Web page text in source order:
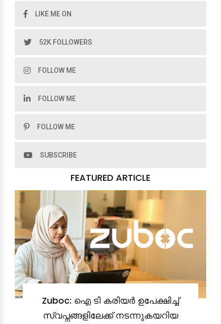
LIKE ME ON
52K FOLLOWERS
FOLLOW ME
FOLLOW ME
FOLLOW ME
SUBSCRIBE
FEATURED ARTICLE
Zuboc: ഐ ടി കരിയർ ഉപേക്ഷിച്ച്
സ്വപ്നങ്ങളിലേക്ക് നടന്നുകയറിയ